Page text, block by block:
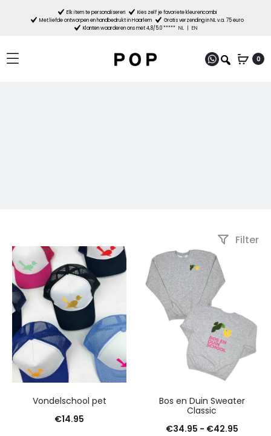
Elk item te personaliseren
Kies zelf je favoriete kleurencombi
Met liefde ontworpen en handbedrukt in Haarlem
Gratis verzending in NL v.a. 75 euro
Klanten waarderen ons met 4,8/5.0 ***** NL EN
0
Filter
Vondelschool pet
€14.95
Bos en Duin Sweater
Classic
€34.95 - €42.95